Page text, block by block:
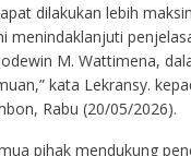
dilakukan lebih
menindaklanjuti
M. Wattimena,
kata Lekransy.
Rabu (20/05/2026).
pihak mendukung